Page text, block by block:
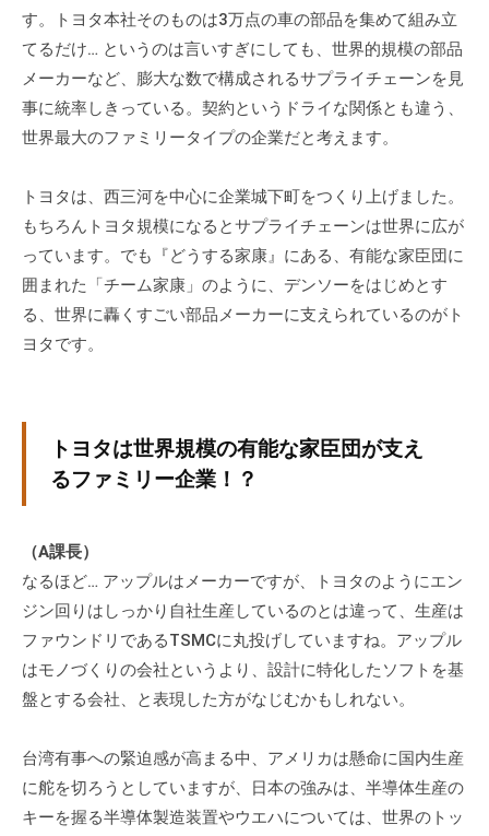
す。トヨタ本社そのものは3万点の車の部品を集めて組み立
てるだけ… というのは言いすぎにしても、世界的規模の部品
メーカーなど、膨大な数で構成されるサプライチェーンを見
事に統率しきっている。契約というドライな関係とも違う、
世界最大のファミリータイプの企業だと考えます。
トヨタは、西三河を中心に企業城下町をつくり上げました。
もちろんトヨタ規模になるとサプライチェーンは世界に広が
っています。でも『どうする家康』にある、有能な家臣団に
囲まれた「チーム家康」のように、デンソーをはじめとす
る、世界に轟くすごい部品メーカーに支えられているのがト
ヨタです。
トヨタは世界規模の有能な家臣団が支え
るファミリー企業！？
（A課長）
なるほど… アップルはメーカーですが、トヨタのようにエン
ジン回りはしっかり自社生産しているのとは違って、生産は
ファウンドリであるTSMCに丸投げしていますね。アップル
はモノづくりの会社というより、設計に特化したソフトを基
盤とする会社、と表現した方がなじむかもしれない。
台湾有事への緊迫感が高まる中、アメリカは懸命に国内生産
に舵を切ろうとしていますが、日本の強みは、半導体生産の
キーを握る半導体製造装置やウエハについては、世界のトッ